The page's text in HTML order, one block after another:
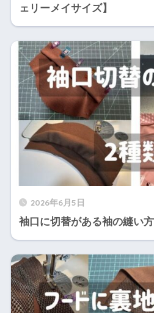
ェリーメイサイズ】
2026年6月5日
袖口に切替がある袖の縫い方